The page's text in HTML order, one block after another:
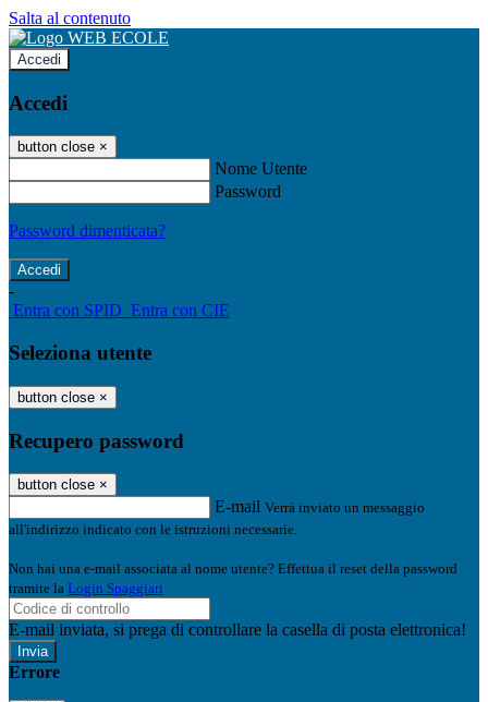
Salta al contenuto
Accedi
Accedi
button close ×
Nome Utente
Password
Password dimenticata?
-
Entra con SPID Entra con CIE
Seleziona utente
button close ×
Recupero password
button close ×
E-mail Verrà inviato un messaggio
all'indirizzo indicato con le istruzioni necessarie.
Non hai una e-mail associata al nome utente? Effettua il reset della password
tramite la Login Spaggiari
E-mail inviata, si prega di controllare la casella di posta elettronica!
Errore